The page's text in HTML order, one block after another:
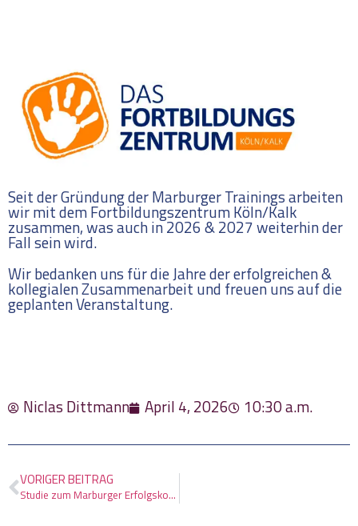
Seit der Gründung der Marburger Trainings arbeiten
wir mit dem Fortbildungszentrum Köln/Kalk
zusammen, was auch in 2026 & 2027 weiterhin der
Fall sein wird.
Wir bedanken uns für die Jahre der erfolgreichen &
kollegialen Zusammenarbeit und freuen uns auf die
geplanten Veranstaltung.
Niclas Dittmann April 4, 2026 10:30 a.m.
VORIGER BEITRAG
Studie zum Marburger Erfolgskompass